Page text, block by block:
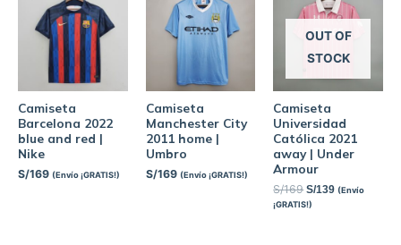
Camiseta
Barcelona 2022
blue and red |
Nike
S/169 (Envío ¡GRATIS!)
Camiseta
Manchester City
2011 home |
Umbro
S/169 (Envío ¡GRATIS!)
OUT OF
STOCK
Camiseta
Universidad
Católica 2021
away | Under
Armour
S/169 S/139 (Envío
¡GRATIS!)